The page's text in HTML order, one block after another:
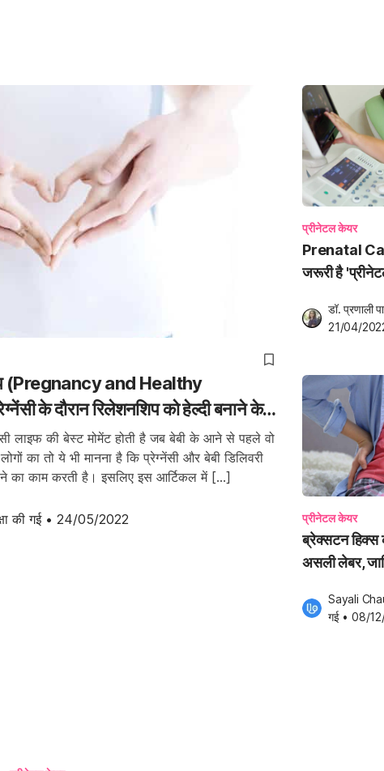
(Pregnancy and Healthy
के दौरान रिलेशनशिप को हेल्दी बनाने के
लाइफ की बेस्ट मोमेंट होती है जब बेबी के आने से पहले वो
का तो ये भी मानना है कि प्रेग्नेंसी और बेबी डिलिवरी
का काम करती है। इसलिए इस आर्टिकल में […]
की गई • 24/05/2022
प्रीनेटल केयर
Prenatal
जरूरी है
डॉ. प्रणाली
21/04/
प्रीनेटल केयर
ब्रेक्सटन
असली लेबर,
Sayali
गई • 08/